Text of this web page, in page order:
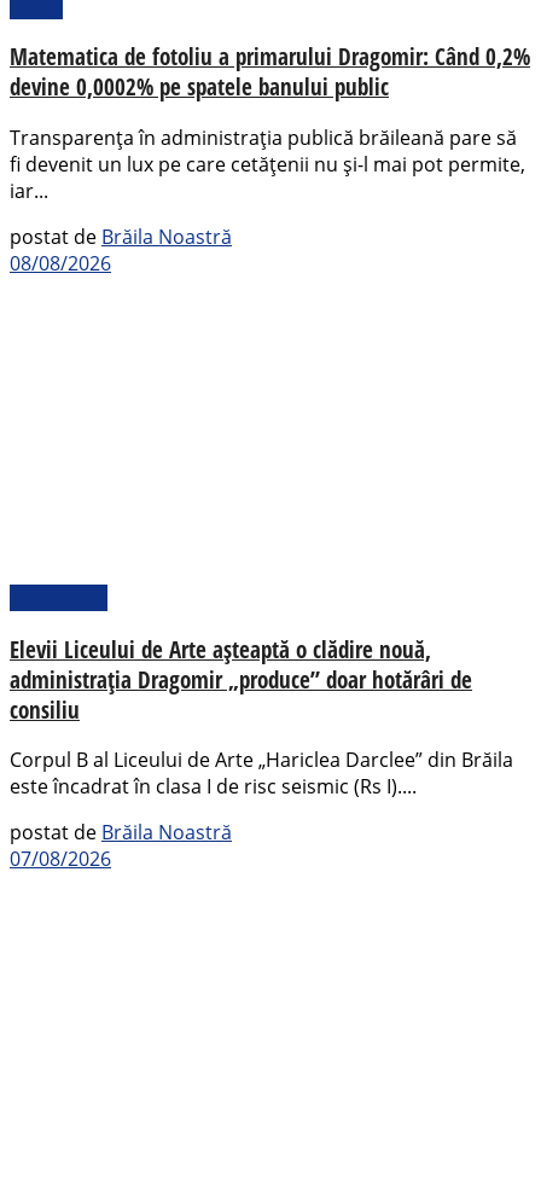
Matematica de fotoliu a primarului Dragomir: Când 0,2%
devine 0,0002% pe spatele banului public
Transparența în administrația publică brăileană pare să
fi devenit un lux pe care cetățenii nu și-l mai pot permite,
iar...
postat de Brăila Noastră
08/08/2026
Elevii Liceului de Arte așteaptă o clădire nouă,
administrația Dragomir „produce” doar hotărâri de
consiliu
Corpul B al Liceului de Arte „Hariclea Darclee” din Brăila
este încadrat în clasa I de risc seismic (Rs I)....
postat de Brăila Noastră
07/08/2026